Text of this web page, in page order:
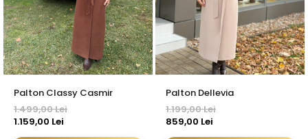
Palton Classy Casmir
1.499,00 Lei
1.159,00 Lei
Palton Dellevia
1.199,00 Lei
859,00 Lei